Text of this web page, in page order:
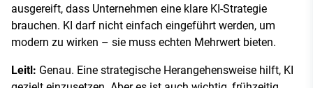
ausgereift, dass Unternehmen eine klare KI-Strategie
brauchen. KI darf nicht einfach eingeführt werden, um
modern zu wirken – sie muss echten Mehrwert bieten.
Leitl: Genau. Eine strategische Herangehensweise hilft, KI